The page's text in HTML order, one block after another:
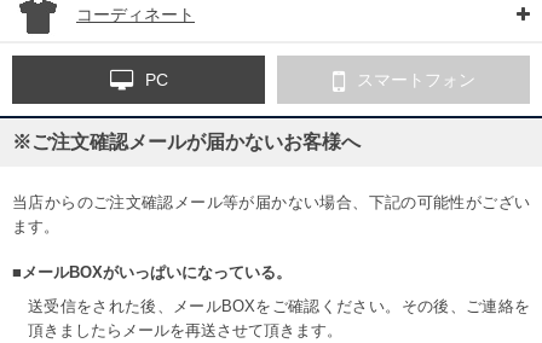
コーディネート
PC スマートフォン
※ご注文確認メールが届かないお客様へ
当店からのご注文確認メール等が届かない場合、下記の可能性がござい
ます。
■メールBOXがいっぱいになっている。
送受信をされた後、メールBOXをご確認ください。その後、ご連絡を
頂きましたらメールを再送させて頂きます。